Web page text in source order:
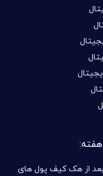
بعد از هک کیف پول های